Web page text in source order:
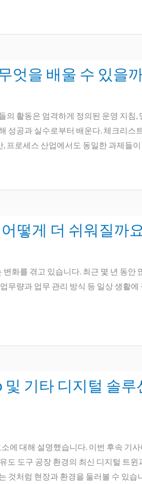
엇을 배울 수 있을
활동은 엄격하게 정의된 운영 지
성공과 실수로부터 배운다. 체크리
프로세스 산업에서도 동일한 과제들
떻게 더 쉬워질까
화를 겪고 있습니다. 최근 몇 년 동안
무량과 업무 관리 방식 등 일상 생활
기타 디지털 솔
에 대해 설명했습니다. 이번 후속 기
도 도구 공장 환경의 최신 디지털 트
것처럼 현장과 환경을 둘러볼 수 있습